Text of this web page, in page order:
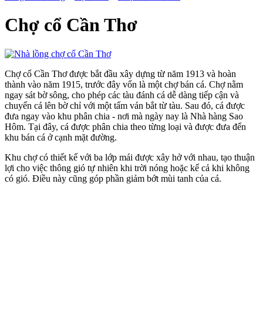
Chợ cổ Cần Thơ
Chợ cổ Cần Thơ được bắt đầu xây dựng từ năm 1913 và hoàn
thành vào năm 1915, trước đây vốn là một chợ bán cá. Chợ nằm
ngay sát bờ sông, cho phép các tàu đánh cá dễ dàng tiếp cận và
chuyển cá lên bờ chỉ với một tấm ván bắt từ tàu. Sau đó, cá được
đưa ngay vào khu phân chia - nơi mà ngày nay là Nhà hàng Sao
Hôm. Tại đây, cá được phân chia theo từng loại và được đưa đến
khu bán cá ở cạnh mặt đường.
Khu chợ có thiết kế với ba lớp mái được xây hở với nhau, tạo thuận
lợi cho việc thông gió tự nhiên khi trời nóng hoặc kể cả khi không
có gió. Điều này cũng góp phần giảm bớt mùi tanh của cá.